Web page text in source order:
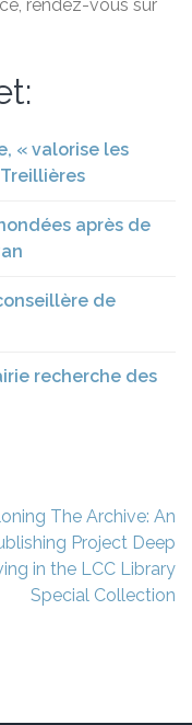
rendez-vous sur
« valorise les
après de
de
recherche des
The Archive: An
Project Deep
in the LCC Library
Special Collection